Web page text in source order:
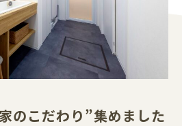
のこだわり”集めました